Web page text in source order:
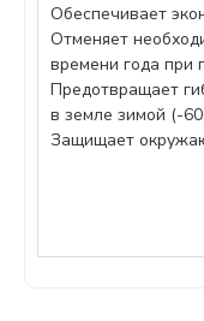
Обеспечивает
Отменяет
времени года при
Предотвращает
в земле зимой (-60
Защищает